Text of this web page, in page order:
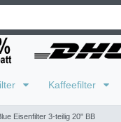
Kaffeefilter
Eisenfilter 3-teilig 20" BB